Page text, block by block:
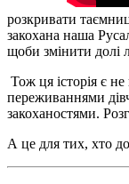
розкривати
закохана наша
щоби змінити долі
Тож ця історія є
переживаннями
закоханостями.
А це для тих, хто